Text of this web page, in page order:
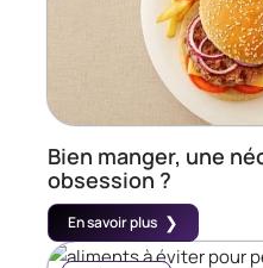
Bien manger, une
obsession ?
En savoir plus